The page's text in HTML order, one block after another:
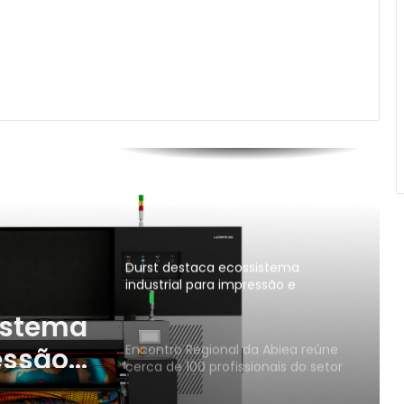
Epson das Américas pela 7ª vez
poder da impressão na FuturePrint
2026
Durst destaca ecossistema
industrial para impressão e
estamparia digital na Febratex
2026
Encontro Regional da Abiea reúne
cerca de 100 profissionais do setor
de rótulos e etiquetas